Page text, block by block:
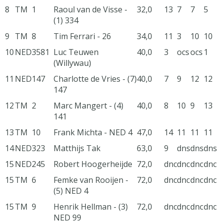
8 TM 1
Raoul van de Visse -
(1) 334
32,0 13 7 7 5
9 TM 8 Tim Ferrari - 26 34,0 11 3 10 10
10NED3581 Luc Teuwen
(Willywau)
40,0 3 ocsocs 1
11 NED147
Charlotte de Vries - (7)
147
40,0 7 9 12 12
12TM 2
Marc Mangert - (4)
141
40,0 8 10 9 13
13TM 10 Frank Michta - NED 4 47,0 14 11 11
11
14NED323 Matthijs Tak 63,0 9 dnsdnsdns
15NED245 Robert Hoogerheijde 72,0 dncdncdncdnc
15TM 6
Femke van Rooijen -
(5) NED 4
72,0 dncdncdncdnc
15TM 9
Henrik Hellman - (3)
NED 99
72,0 dncdncdncdnc